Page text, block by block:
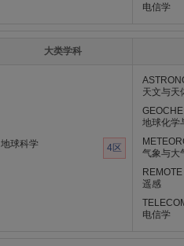
电信学
大类学科
地球科学 4区
天文与天
地球化学
气象与大
遥感
电信学